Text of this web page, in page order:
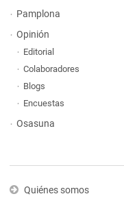
Pamplona
Opinión
Editorial
Colaboradores
Blogs
Encuestas
Osasuna
Quiénes somos